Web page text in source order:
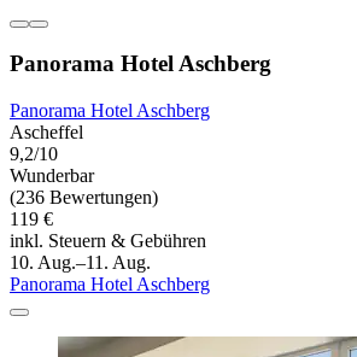
Panorama Hotel Aschberg
Panorama Hotel Aschberg
Ascheffel
9,2/10
Wunderbar
(236 Bewertungen)
119 €
inkl. Steuern & Gebühren
10. Aug.–11. Aug.
Panorama Hotel Aschberg